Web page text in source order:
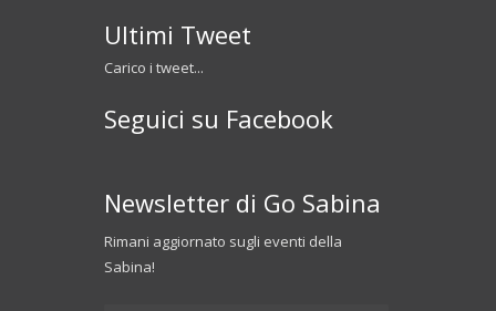
Ultimi Tweet
Carico i tweet...
Seguici su Facebook
Newsletter di Go Sabina
Rimani aggiornato sugli eventi della
Sabina!